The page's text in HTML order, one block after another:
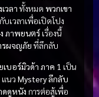
วลา ทั้งหมด พวกเขา
บเวลาเพื่อเปิดโปง
ภาพยนตร์ เรื่องนี้
รผจญภัย ที่ลึกลับ
บอร์มิวด้า ภาค 1 เป็น
แนว Mystery ลึกลับ
ดูหนัง การต่อสู้เพื่อ